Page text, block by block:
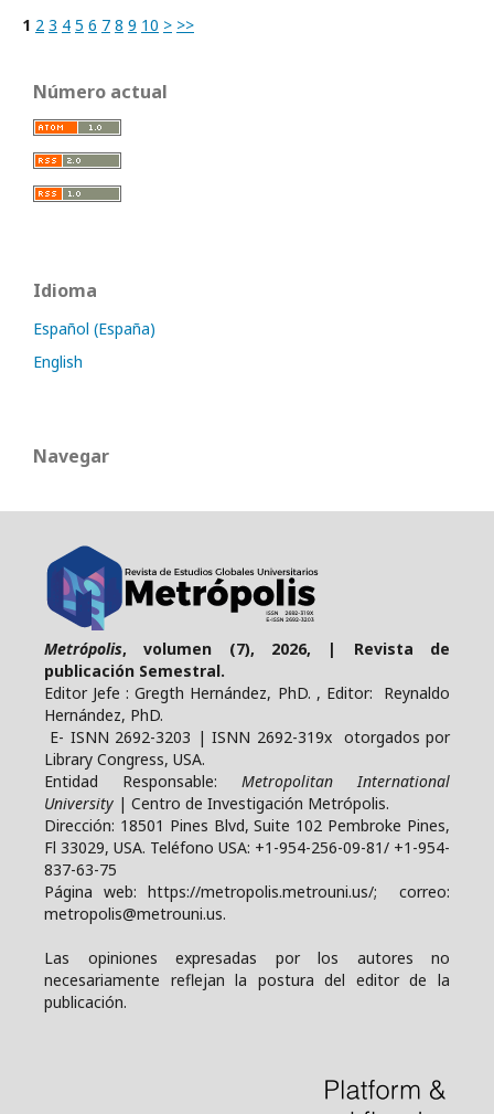
1 2 3 4 5 6 7 8 9 10 > >>
Número actual
Idioma
Español (España)
English
Navegar
Metrópolis, volumen (7), 2026, | Revista de
publicación Semestral.
Editor Jefe : Gregth Hernández, PhD. , Editor: Reynaldo
Hernández, PhD.
E- ISNN 2692-3203 | ISNN 2692-319x otorgados por
Library Congress, USA.
Entidad Responsable: Metropolitan International
University | Centro de Investigación Metrópolis.
Dirección: 18501 Pines Blvd, Suite 102 Pembroke Pines,
Fl 33029, USA. Teléfono USA: +1-954-256-09-81/ +1-954-
837-63-75
Página web: https://metropolis.metrouni.us/; correo:
metropolis@metrouni.us.
Las opiniones expresadas por los autores no
necesariamente reflejan la postura del editor de la
publicación.